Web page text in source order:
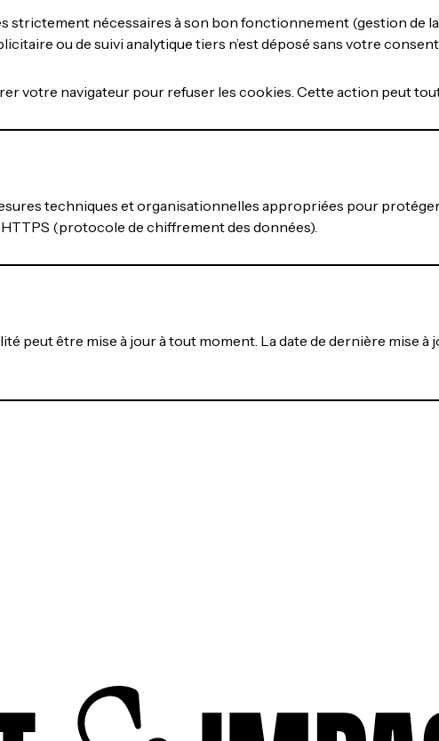
strictement nécessaires à son bon fonctionnement (gestion de
ou de suivi analytique tiers n’est déposé sans votre
votre navigateur pour refuser les cookies. Cette action peut
techniques et organisationnelles appropriées pour
(protocole de chiffrement des données).
peut être mise à jour à tout moment. La date de dernière mise à